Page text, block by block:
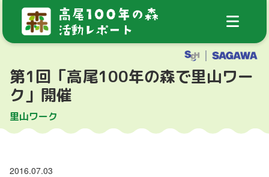
第1回「高尾100年の森で里山ワー
ク」開催
里山ワーク
2016.07.03